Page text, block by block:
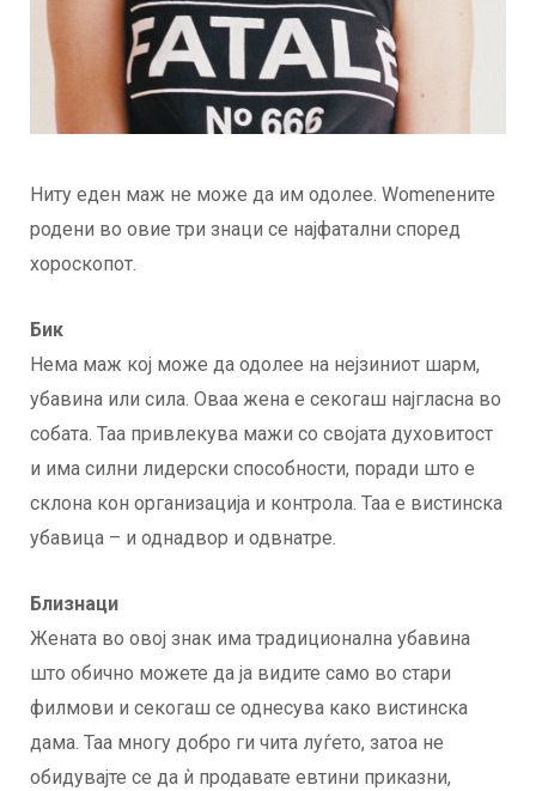
Ниту еден маж не може да им одолее. Womenените
родени во овие три знаци се најфатални според
хороскопот.
Бик
Нема маж кој може да одолее на нејзиниот шарм,
убавина или сила. Оваа жена е секогаш најгласна во
собата. Таа привлекува мажи со својата духовитост
и има силни лидерски способности, поради што е
склона кон организација и контрола. Таа е вистинска
убавица – и однадвор и одвнатре.
Близнаци
Жената во овој знак има традиционална убавина
што обично можете да ја видите само во стари
филмови и секогаш се однесува како вистинска
дама. Таа многу добро ги чита луѓето, затоа не
обидувајте се да ѝ продавате евтини приказни,